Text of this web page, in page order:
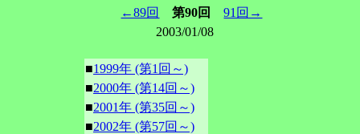
←89回 第90回
91回→
2003/01/08
■1999年 (第1回～)
■2000年 (第14回～)
■2001年 (第35回～)
■2002年 (第57回～)